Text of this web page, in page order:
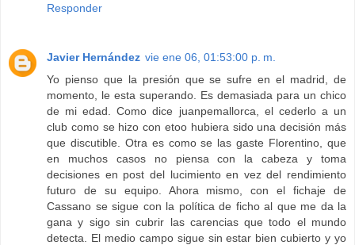
Responder
Javier Hernández vie ene 06, 01:53:00 p. m.
Yo pienso que la presión que se sufre en el madrid, de
momento, le esta superando. Es demasiada para un chico
de mi edad. Como dice juanpemallorca, el cederlo a un
club como se hizo con etoo hubiera sido una decisión más
que discutible. Otra es como se las gaste Florentino, que
en muchos casos no piensa con la cabeza y toma
decisiones en post del lucimiento en vez del rendimiento
futuro de su equipo. Ahora mismo, con el fichaje de
Cassano se sigue con la política de ficho al que me da la
gana y sigo sin cubrir las carencias que todo el mundo
detecta. El medio campo sigue sin estar bien cubierto y yo